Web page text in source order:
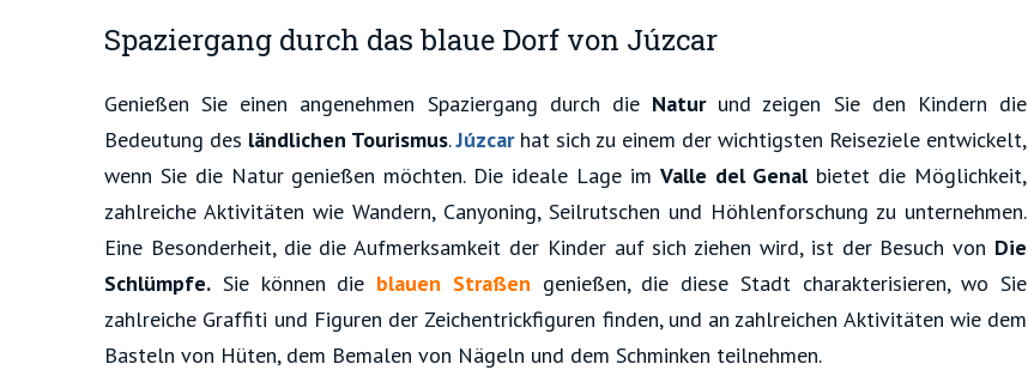
Spaziergang durch das blaue Dorf von Júzcar
Genießen Sie einen angenehmen Spaziergang durch die Naturund zeigen Sie den Kindern die
Bedeutung des ländlichen Tourismus.Júzcar hat sich zu einem der wichtigsten Reiseziele entwickelt,
wenn Sie die Natur genießen möchten. Die ideale Lage im Valle del Genalbietet die Möglichkeit,
zahlreiche Aktivitäten wie Wandern, Canyoning, Seilrutschen und Höhlenforschung zu unternehmen.
Eine Besonderheit, die die Aufmerksamkeit der Kinder auf sich ziehen wird, ist der Besuch von Die
Schlümpfe. Sie können die blauen Straßen genießen, die diese Stadt charakterisieren, wo Sie
zahlreiche Graffiti und Figuren der Zeichentrickfiguren finden, und an zahlreichen Aktivitäten wie dem
Basteln von Hüten, dem Bemalen von Nägeln und dem Schminken teilnehmen.